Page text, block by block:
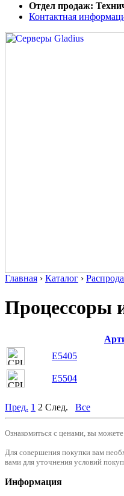
Отдел продаж:
Контактная
Главная › Каталог ›
Процессоры
E5405
E5504
Пред. 1 2 След. Все
Ознакомиться с ценами, вы
Для совершения покупки вам
вами для уточнения условий
Информация